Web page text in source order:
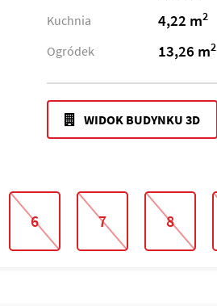
Kuchnia 4,22 m2
Ogródek 13,26 m2
WIDOK BUDYNKU 3D
6 7 8